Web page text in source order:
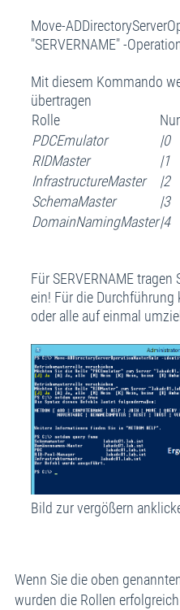
Move-
"SERVERNAME" -
Mit diesem Kommando
übertragen
Rolle
PDCEmulator
|0
RIDMaster
|1
InfrastructureMaster
|2
SchemaMaster
|3
DomainNamingMaster|4
Für SERVERNAME
ein! Für die Durchführung
oder alle auf einmal
Bild zur vergößern
Wenn Sie die oben
wurden die Rollen